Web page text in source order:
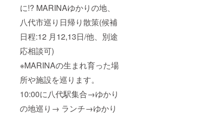
に!? MARINAゆかりの地、
八代市巡り日帰り散策(候補
日程:12 月12,13日/他、別途
応相談可)
※MARINAの生まれ育った場
所や施設を巡ります。
10:00に八代駅集合→ゆかり
の地巡り→ ランチ→ゆかり